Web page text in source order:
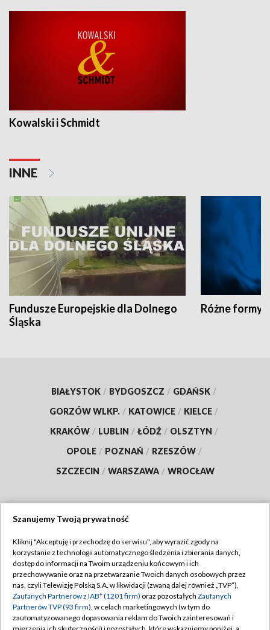
Kowalski i Schmidt
INNE
Fundusze Europejskie dla Dolnego
Śląska
Różne formy
BIAŁYSTOK / BYDGOSZCZ / GDAŃSK /
GORZÓW WLKP. / KATOWICE / KIELCE /
KRAKÓW / LUBLIN / ŁÓDŹ / OLSZTYN /
OPOLE / POZNAŃ / RZESZÓW /
SZCZECIN / WARSZAWA / WROCŁAW
TVP
Abonament TVP
Emisja w TVP
Centrum informacji TVP
Regulamin TVP
Polityka prywatności
Moje zgody
Szanujemy Twoją prywatność
Kliknij "Akceptuję i przechodzę do serwisu", aby wyrazić zgody na
korzystanie z technologii automatycznego śledzenia i zbierania danych,
dostęp do informacji na Twoim urządzeniu końcowym i ich
przechowywanie oraz na przetwarzanie Twoich danych osobowych przez
nas, czyli Telewizję Polską S.A. w likwidacji (zwaną dalej również „TVP”),
Zaufanych Partnerów z IAB* (1201 firm) oraz pozostałych Zaufanych
Partnerów TVP (93 firm), w celach marketingowych (w tym do
zautomatyzowanego dopasowania reklam do Twoich zainteresowań i